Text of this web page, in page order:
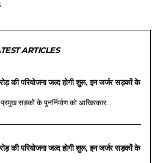
ARTICLES
की परियोजना जल्द होगी शुरू, इन जर्जर सड़कों के
सड़कों के पुनर्निर्माण को आखिरकार...
की परियोजना जल्द होगी शुरू, इन जर्जर सड़कों के